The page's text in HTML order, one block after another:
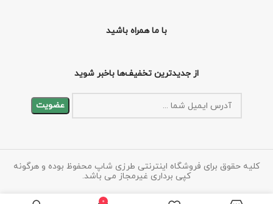
با ما همراه باشید
از جدیدترین تخفیف‌ها باخبر شوید
کلیه حقوق برای فروشگاه اینترنتی طرزی شاپ محفوظ بوده و هرگونه
کپی برداری غیرمجاز می باشد.
0